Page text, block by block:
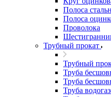
Полоса
Полоса
Проволока
Трубный прокат
Трубный
Труба
Труба
Труба